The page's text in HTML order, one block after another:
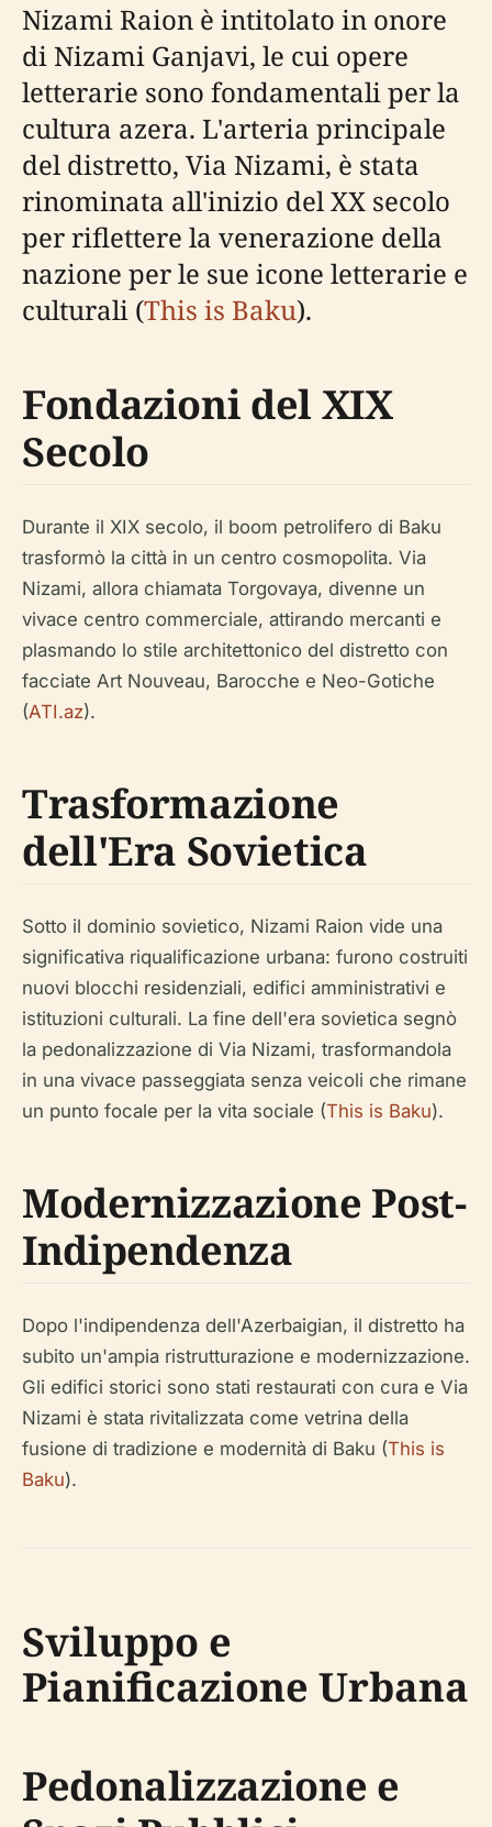
Nizami Raion è intitolato in onore
di Nizami Ganjavi, le cui opere
letterarie sono fondamentali per la
cultura azera. L'arteria principale
del distretto, Via Nizami, è stata
rinominata all'inizio del XX secolo
per riflettere la venerazione della
nazione per le sue icone letterarie e
culturali (This is Baku).
Fondazioni del XIX
Secolo
Durante il XIX secolo, il boom petrolifero di Baku
trasformò la città in un centro cosmopolita. Via
Nizami, allora chiamata Torgovaya, divenne un
vivace centro commerciale, attirando mercanti e
plasmando lo stile architettonico del distretto con
facciate Art Nouveau, Barocche e Neo-Gotiche
(ATI.az).
Trasformazione
dell'Era Sovietica
Sotto il dominio sovietico, Nizami Raion vide una
significativa riqualificazione urbana: furono costruiti
nuovi blocchi residenziali, edifici amministrativi e
istituzioni culturali. La fine dell'era sovietica segnò
la pedonalizzazione di Via Nizami, trasformandola
in una vivace passeggiata senza veicoli che rimane
un punto focale per la vita sociale (This is Baku).
Modernizzazione Post-
Indipendenza
Dopo l'indipendenza dell'Azerbaigian, il distretto ha
subito un'ampia ristrutturazione e modernizzazione.
Gli edifici storici sono stati restaurati con cura e Via
Nizami è stata rivitalizzata come vetrina della
fusione di tradizione e modernità di Baku (This is
Baku).
Sviluppo e
Pianificazione Urbana
Pedonalizzazione e